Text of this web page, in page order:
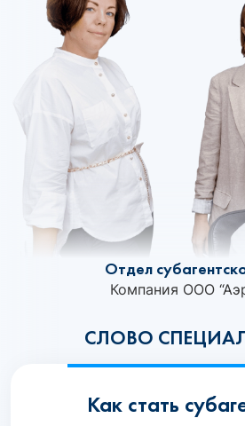
СЛОВО
Отдел
Компания ООО
Как стать